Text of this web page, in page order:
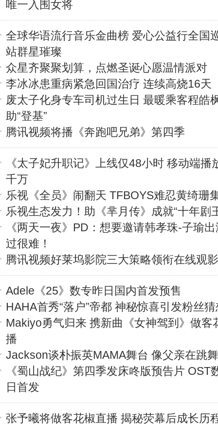
唯一入围女将
全球华语流行音乐金曲榜 爱心公益行全国
站群星璀璨
众星齐聚聚划算，点燃圣诞心愿温情派对
李冰冰患重病紧急回国治疗 连续高烧16天
废太子化身专车司机过生日 最暖乘客程皓
助“登基”
腾讯视频将播《奔跑吧兄弟》第四季
《太子妃升职记》上线仅48小时 移动端播
千万
乐视《全员》闹翻天 TFBOYS难忍黄绮珊
乐视生态发力！助《芈月传》成就“十年剧
《两天一夜》PD：想要邀请韩孝珠-子瑜
过很难！
腾讯视频好莱坞影院三大策略领衔在线观
Adele《25》数专昨日国内首发预售
HAHA首秀“落户”帝都 神秘惊喜引发粉丝
Makiyo勇气归来 携新曲《女神驾到》做客
播
Jackson谈朴振英MAMA舞台 像父亲在跳
《蜀山战纪》第四季发床咚版预告片 OST
日首发
张予曦将做客花椒直播 揭秘荧幕后成长历